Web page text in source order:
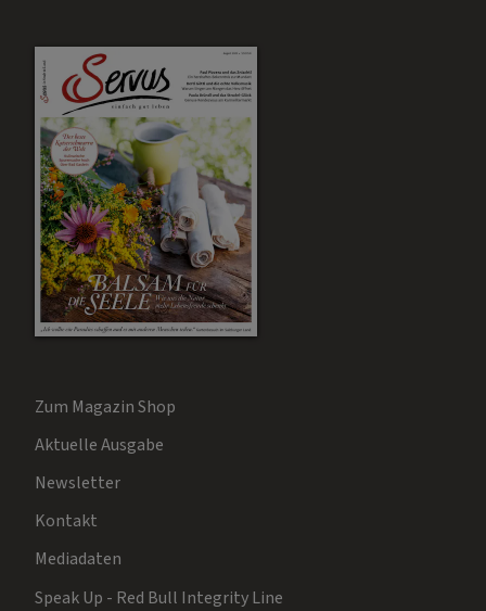
Zum Magazin Shop
Aktuelle Ausgabe
Newsletter
Kontakt
Mediadaten
Speak Up - Red Bull Integrity Line